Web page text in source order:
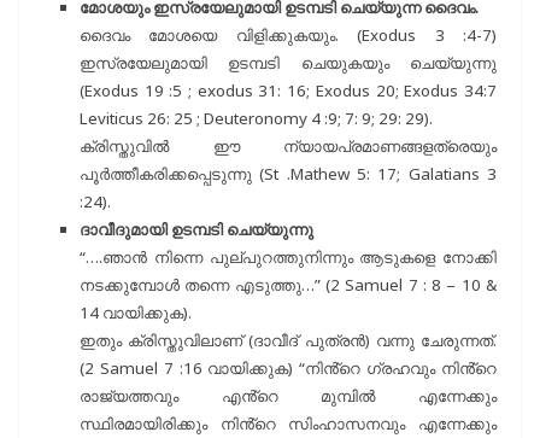
മോശയും ഇസ്രയേലുമായി ഉടമ്പടി ചെയ്യുന്ന ദൈവം.
ദൈവം മോശയെ വിളിക്കുകയും. (Exodus 3 :4-7)
ഇസ്രയേലുമായി ഉടമ്പടി ചെയുകയും ചെയ്യുന്നു
(Exodus 19 :5 ; exodus 31: 16; Exodus 20; Exodus 34:7
Leviticus 26: 25 ; Deuteronomy 4 :9; 7: 9; 29: 29).
ക്രിസ്തുവിൽ ഈ ന്യായപ്രമാണങ്ങളത്രെയും
പൂർത്തീകരിക്കപ്പെടുന്നു (St .Mathew 5: 17; Galatians 3
:24).
ദാവീദുമായി ഉടമ്പടി ചെയ്യുന്നു
“….ഞാൻ നിന്നെ പുല്പുറത്തുനിന്നും ആടുകളെ നോക്കി
നടക്കുമ്പോൾ തന്നെ എടുത്തു…” (2 Samuel 7 : 8 – 10 &
14 വായിക്കുക).
ഇതും ക്രിസ്തുവിലാണ് (ദാവീദ് പുത്രൻ) വന്നു ചേരുന്നത്.
(2 Samuel 7 :16 വായിക്കുക) “നിൻ്റെ ഗ്രഹവും നിൻ്റെ
രാജ്യത്തവും എൻ്റെ മുമ്പിൽ എന്നേക്കും
സ്ഥിരമായിരിക്കും നിൻ്റെ സിംഹാസനവും എന്നേക്കും